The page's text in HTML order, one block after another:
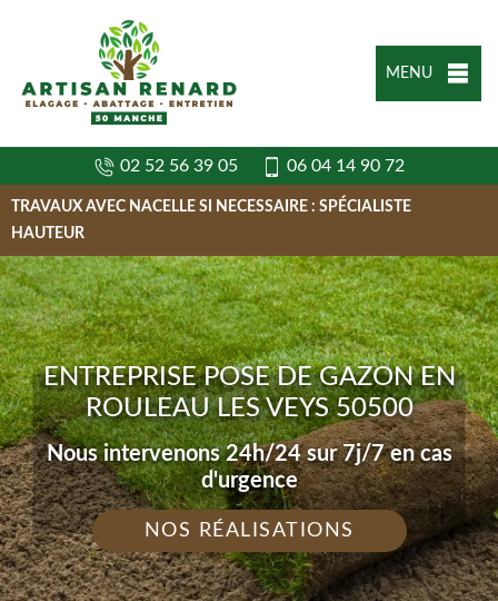
MENU
02 52 56 39 05 06 04 14 90 72
TRAVAUX AVEC NACELLE SI NECESSAIRE : SPÉCIALISTE
HAUTEUR
ENTREPRISE POSE DE GAZON EN
ROULEAU LES VEYS 50500
Nous intervenons 24h/24 sur 7j/7 en cas
d'urgence
NOS RÉALISATIONS